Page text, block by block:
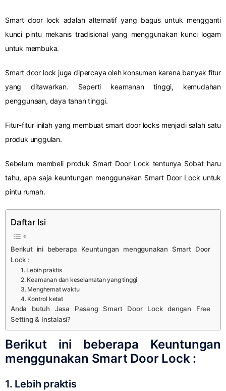
Smart door lock adalah alternatif yang bagus untuk mengganti
kunci pintu mekanis tradisional yang menggunakan kunci logam
untuk membuka.
Smart door lock juga dipercaya oleh konsumen karena banyak fitur
yang ditawarkan. Seperti keamanan tinggi, kemudahan
penggunaan, daya tahan tinggi.
Fitur-fitur inilah yang membuat smart door locks menjadi salah satu
produk unggulan.
Sebelum membeli produk Smart Door Lock tentunya Sobat haru
tahu, apa saja keuntungan menggunakan Smart Door Lock untuk
pintu rumah.
Daftar Isi
Berikut ini beberapa Keuntungan menggunakan Smart Door
Lock :
1. Lebih praktis
2. Keamanan dan keselamatan yang tinggi
3. Menghemat waktu
4. Kontrol ketat
Anda butuh Jasa Pasang Smart Door Lock dengan Free
Setting & Instalasi?
Berikut ini beberapa Keuntungan
menggunakan Smart Door Lock :
1. Lebih praktis